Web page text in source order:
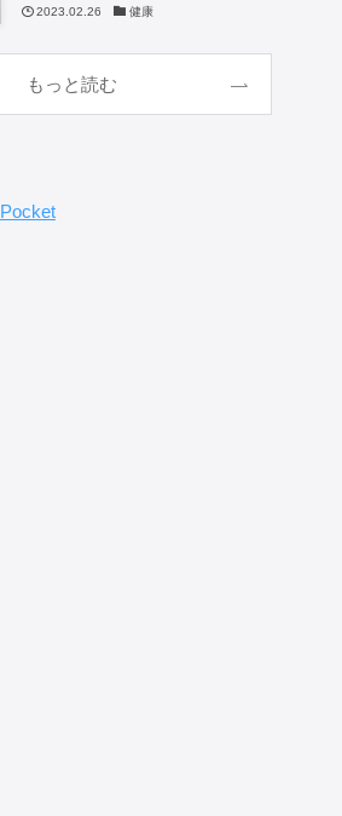
2023.02.26 健康
もっと読む
Pocket